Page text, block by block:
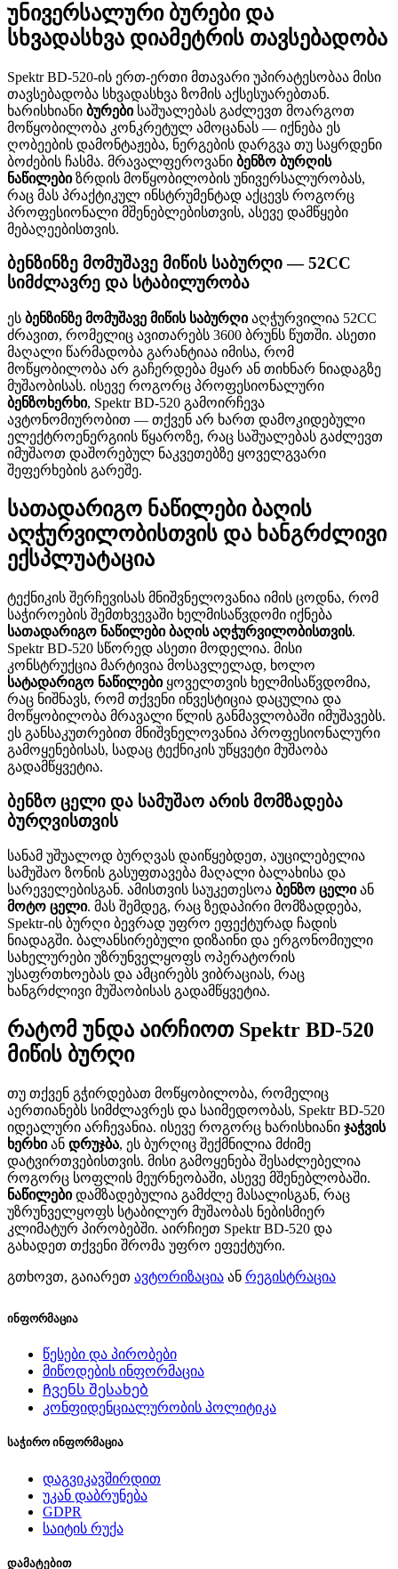
უნივერსალური ბურები და
სხვადასხვა დიამეტრის თავსებადობა
Spektr BD-520-ის ერთ-ერთი მთავარი უპირატესობაა მისი
თავსებადობა სხვადასხვა ზომის აქსესუარებთან.
ხარისხიანი ბურებისაშუალებას გაძლევთ მოარგოთ
მოწყობილობა კონკრეტულ ამოცანას — იქნება ეს
ღობეების დამონტაჟება, ნერგების დარგვა თუ საყრდენი
ბოძების ჩასმა. მრავალფეროვანი ბენზო ბურღის
ნაწილებიზრდის მოწყობილობის უნივერსალურობას,
რაც მას პრაქტიკულ ინსტრუმენტად აქცევს როგორც
პროფესიონალი მშენებლებისთვის, ასევე დამწყები
მებაღეებისთვის.
ბენზინზე მომუშავე მიწის საბურღი — 52CC
სიმძლავრე და სტაბილურობა
ეს ბენზინზე მომუშავე მიწის საბურღიაღჭურვილია 52CC
ძრავით, რომელიც ავითარებს 3600 ბრუნს წუთში. ასეთი
მაღალი წარმადობა გარანტიაა იმისა, რომ
მოწყობილობა არ გაჩერდება მყარ ან თიხნარ ნიადაგზე
მუშაობისას. ისევე როგორც პროფესიონალური
ბენზოხერხი, Spektr BD-520 გამოირჩევა
ავტონომიურობით — თქვენ არ ხართ დამოკიდებული
ელექტროენერგიის წყაროზე, რაც საშუალებას გაძლევთ
იმუშაოთ დაშორებულ ნაკვეთებზე ყოველგვარი
შეფერხების გარეშე.
სათადარიგო ნაწილები ბაღის
აღჭურვილობისთვის და ხანგრძლივი
ექსპლუატაცია
ტექნიკის შერჩევისას მნიშვნელოვანია იმის ცოდნა, რომ
საჭიროების შემთხვევაში ხელმისაწვდომი იქნება
სათადარიგო ნაწილები ბაღის აღჭურვილობისთვის.
Spektr BD-520 სწორედ ასეთი მოდელია. მისი
კონსტრუქცია მარტივია მოსავლელად, ხოლო
სატადარიგო ნაწილებიყოველთვის ხელმისაწვდომია,
რაც ნიშნავს, რომ თქვენი ინვესტიცია დაცულია და
მოწყობილობა მრავალი წლის განმავლობაში იმუშავებს.
ეს განსაკუთრებით მნიშვნელოვანია პროფესიონალური
გამოყენებისას, სადაც ტექნიკის უწყვეტი მუშაობა
გადამწყვეტია.
ბენზო ცელი და სამუშაო არის მომზადება
ბურღვისთვის
სანამ უშუალოდ ბურღვას დაიწყებდეთ, აუცილებელია
სამუშაო ზონის გასუფთავება მაღალი ბალახისა და
სარეველებისგან. ამისთვის საუკეთესოა ბენზო ცელიან
მოტო ცელი. მას შემდეგ, რაც ზედაპირი მომზადდება,
Spektr-ის ბურღი ბევრად უფრო ეფექტურად ჩადის
ნიადაგში. ბალანსირებული დიზაინი და ერგონომიული
სახელურები უზრუნველყოფს ოპერატორის
უსაფრთხოებას და ამცირებს ვიბრაციას, რაც
ხანგრძლივი მუშაობისას გადამწყვეტია.
რატომ უნდა აირჩიოთ Spektr BD-520
მიწის ბურღი
თუ თქვენ გჭირდებათ მოწყობილობა, რომელიც
აერთიანებს სიმძლავრეს და საიმედოობას, Spektr BD-520
იდეალური არჩევანია. ისევე როგორც ხარისხიანი ჯაჭვის
ხერხიან დრუჯბა, ეს ბურღიც შექმნილია მძიმე
დატვირთვებისთვის. მისი გამოყენება შესაძლებელია
როგორც სოფლის მეურნეობაში, ასევე მშენებლობაში.
ნაწილებიდამზადებულია გამძლე მასალისგან, რაც
უზრუნველყოფს სტაბილურ მუშაობას ნებისმიერ
კლიმატურ პირობებში. აირჩიეთ Spektr BD-520 და
გახადეთ თქვენი შრომა უფრო ეფექტური.
გთხოვთ, გაიარეთ ავტორიზაცია ან რეგისტრაცია
ინფორმაცია
წესები და პირობები
მიწოდების ინფორმაცია
Ჩვენს შესახებ
კონფიდენციალურობის პოლიტიკა
საჭირო ინფორმაცია
დაგვიკავშირდით
უკან დაბრუნება
GDPR
საიტის რუქა
დამატებით